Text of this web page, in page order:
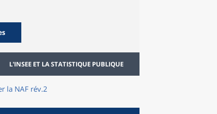
L'INSEE ET LA STATISTIQUE PUBLIQUE
la NAF rév.2